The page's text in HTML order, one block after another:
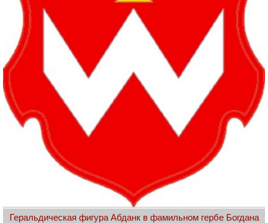
Геральдическая фигура Абданк в фамильном гербе Богдана